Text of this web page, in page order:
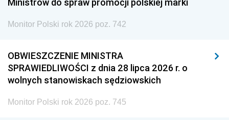
Monitor Polski rok 2026 poz. 742
OBWIESZCZENIE MINISTRA
SPRAWIEDLIWOŚCI z dnia 28 lipca 2026 r. o
wolnych stanowiskach sędziowskich
Monitor Polski rok 2026 poz. 745